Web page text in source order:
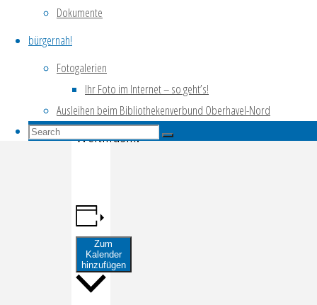
Dokumente
bürgernah!
Fotogalerien
Ihr Foto im Internet – so geht’s!
Ausleihen beim Bibliothekenverbund Oberhavel-Nord
Search
Search
Search
eine
mit
viel
Weltmusik!
Zum
Kalender
hinzufügen